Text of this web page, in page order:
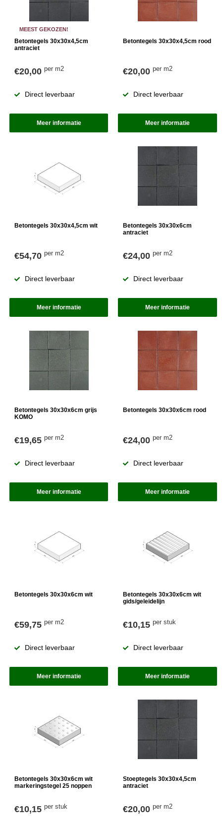
MEEST GEKOZEN!
Betontegels 30x30x4,5cm
antraciet
€20,00 per m2
Direct leverbaar
Meer informatie
Betontegels 30x30x4,5cm rood
€20,00per m2
Direct leverbaar
Meer informatie
Betontegels 30x30x4,5cm wit
€54,70 per m2
Direct leverbaar
Meer informatie
Betontegels 30x30x6cm
antraciet
€24,00per m2
Direct leverbaar
Meer informatie
Betontegels 30x30x6cm grijs
KOMO
€19,65 per m2
Direct leverbaar
Meer informatie
Betontegels 30x30x6cm rood
€24,00per m2
Direct leverbaar
Meer informatie
Betontegels 30x30x6cm wit
€59,75 per m2
Direct leverbaar
Meer informatie
Betontegels 30x30x6cm wit
gids/geleidelijn
€10,15per stuk
Direct leverbaar
Meer informatie
Betontegels 30x30x6cm wit
markeringstegel 25 noppen
€10,15 per stuk
Stoeptegels 30x30x4,5cm
antraciet
€20,00per m2